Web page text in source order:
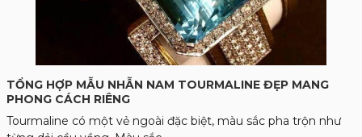
TỔNG HỢP MẪU NHẪN NAM TOURMALINE ĐẸP MANG
PHONG CÁCH RIÊNG
Tourmaline có một vẻ ngoài đặc biệt, màu sắc pha trộn như